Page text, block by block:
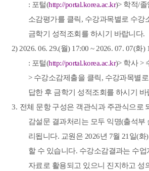
: 포털(http://portal.korea.ac.kr)> 학적/
소감평가를 클릭, 수강과목별로 수강
금학기 성적조회를 하시기 바랍니다.
2) 2026. 06. 29.(월) 17:00 ~ 2026. 07. 07(화)
: 포털(http://portal.korea.ac.kr)> 학사>
> 수강소감제출을 클릭, 수강과목별
답한 후 금학기 성적조회를 하시기 바
3. 전체 문항 구성은 객관식과 주관식으로
감설문 결과처리는 모두 익명(출석부
리됩니다. 교원은 2026년 7월 21 일(화)
할 수 있습니다. 수강소감결과는 수
자료로 활용되고 있으니 진지하고 성